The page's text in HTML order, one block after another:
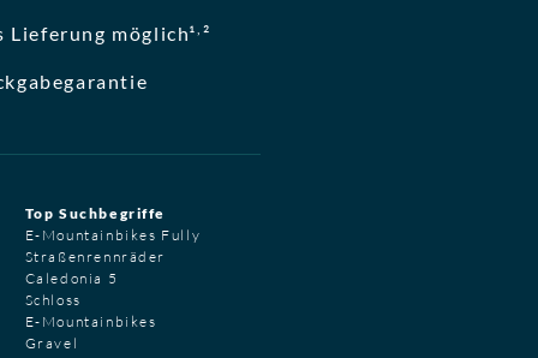
möglich¹, ²
Top Suchbegriffe
E-Mountainbikes Fully
Straßenrennräder
Caledonia 5
Schloss
E-Mountainbikes
Gravel